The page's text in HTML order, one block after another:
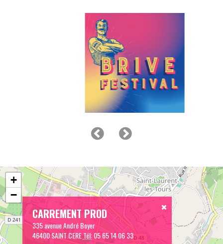
CARREMENT PROD
335 avenue André Boyer
46400 SAINT CERETél:05 65 14 06 33
+
−